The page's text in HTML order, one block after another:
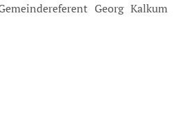
Georg Kalkum